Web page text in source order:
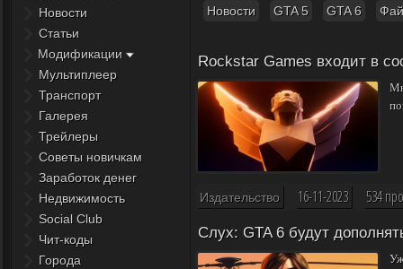
Новости
Статьи
Модификации
Мультиплеер
Транспорт
Галерея
Трейлеры
Советы новичкам
Заработок денег
Недвижимость
Social Club
Чит-коды
Города
Новости GTA 5 GTA 6
Rockstar Games входит в
Издательство 16-11-2023 534
Слух: GTA 6 будут